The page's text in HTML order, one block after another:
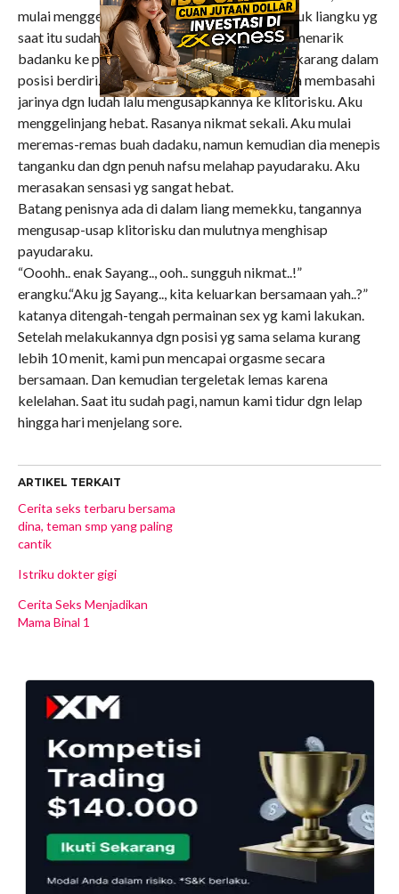
mulai menggenjot batang penisnya keluar masuk liangku yg
saat itu sudah tdk lagi perawan. Tiba-tiba dia menarik
badanku ke pinggir tempat tidur hingga dia sekarang dalam
posisi berdiri. Dia kembali menggenjot, dan dia membasahi
jarinya dgn ludah lalu mengusapkannya ke klitorisku. Aku
menggelinjang hebat. Rasanya nikmat sekali. Aku mulai
meremas-remas buah dadaku, namun kemudian dia menepis
tanganku dan dgn penuh nafsu melahap payudaraku. Aku
merasakan sensasi yg sangat hebat.
Batang penisnya ada di dalam liang memekku, tangannya
mengusap-usap klitorisku dan mulutnya menghisap
payudaraku.
“Ooohh.. enak Sayang.., ooh.. sungguh nikmat..!”
erangku.“Aku jg Sayang.., kita keluarkan bersamaan yah..?”
katanya ditengah-tengah permainan sex yg kami lakukan.
Setelah melakukannya dgn posisi yg sama selama kurang
lebih 10 menit, kami pun mencapai orgasme secara
bersamaan. Dan kemudian tergeletak lemas karena
kelelahan. Saat itu sudah pagi, namun kami tidur dgn lelap
hingga hari menjelang sore.
ARTIKEL TERKAIT
Cerita seks terbaru bersama
dina, teman smp yang paling
cantik
Istriku dokter gigi
Cerita Seks Menjadikan
Mama Binal 1